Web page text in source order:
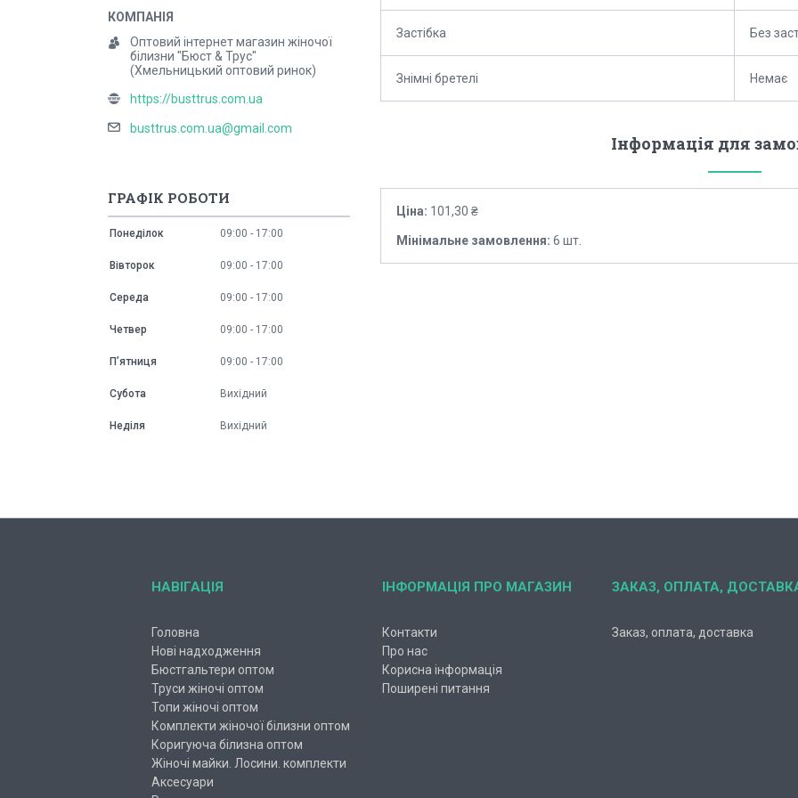
Застібка Без
Знімні бретелі Немає
Інформація для
Ціна: 101,30 ₴
Мінімальне замовлення: 6 шт.
Оптовий інтернет магазин жіночої
білизни "Бюст & Трус"
(Хмельницький оптовий ринок)
https://busttrus.com.ua
busttrus.com.ua@gmail.com
ГРАФІК РОБОТИ
Понеділок 09:00 17:00
Вівторок 09:00 17:00
Середа 09:00 17:00
Четвер 09:00 17:00
Пʼятниця 09:00 17:00
Субота Вихідний
Неділя Вихідний
НАВІГАЦІЯ
Головна
Нові надходження
Бюстгальтери оптом
Труси жіночі оптом
Топи жіночі оптом
Комплекти жіночої білизни оптом
Коригуюча білизна оптом
Жіночі майки. Лосини. комплекти
Аксесуари
ІНФОРМАЦІЯ ПРО МАГАЗИН
Контакти
Про нас
Корисна інформація
Поширені питання
ЗАКАЗ, ОПЛАТА,
Заказ, оплата, доставка